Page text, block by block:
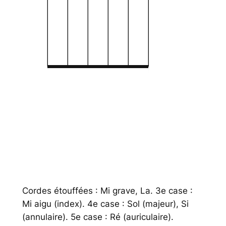
Cordes étouffées : Mi grave, La. 3e case :
Mi aigu (index). 4e case : Sol (majeur), Si
(annulaire). 5e case : Ré (auriculaire).